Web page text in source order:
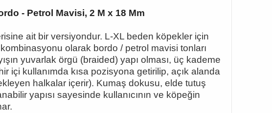
- Petrol Mavisi, 2 M x 18 Mm
ait bir versiyondur. L-XL beden köpekler için
olarak bordo / petrol mavisi tonları
yuvarlak örgü (braided) yapı olması, üç kademe
içi kullanımda kısa pozisyona getirilip, açık alanda
halkalar içerir). Kumaş dokusu, elde tutuş
yapısı sayesinde kullanıcının ve köpeğin